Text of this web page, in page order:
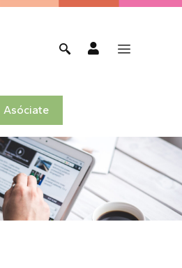
Asóciate